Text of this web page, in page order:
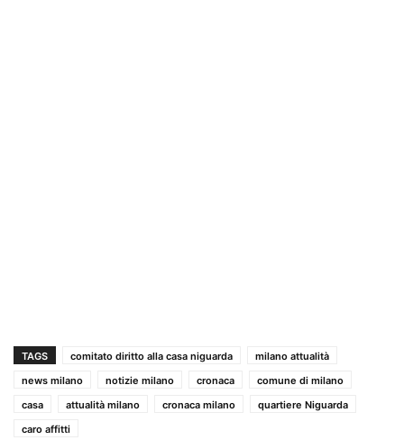
TAGS comitato diritto alla casa niguarda
milano attualità
news milano
notizie milano cronaca
comune di milano
casa
attualità milano cronaca milano
quartiere Niguarda
caro affitti